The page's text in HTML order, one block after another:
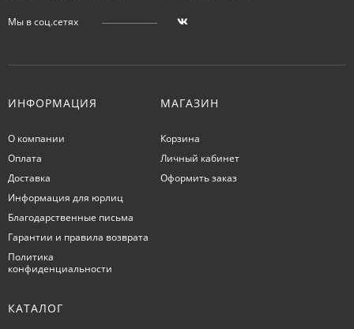
Мы в соц.сетях
ИНФОРМАЦИЯ
О компании
Оплата
Доставка
Информация для юрлиц
Благодарственные письма
Гарантии и правила возврата
Политика
конфиденциальности
МАГАЗИН
Корзина
Личный кабинет
Оформить заказ
КАТАЛОГ